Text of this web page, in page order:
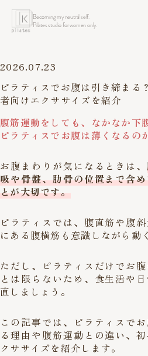
Becoming my neutral self.
Pilates studio for women only.
2026.07.23
ピラティスでお腹は引き締まる
者向けエクササイズを紹介
腹筋運動をしても、なかなか下
ピラティスでお腹は薄くなるの
お腹まわりが気になるときは、
吸や骨盤、肋骨の位置まで含
とが大切です。
ピラティスでは、腹直筋や腹
にある腹横筋も意識しながら動
ただし、ピラティスだけでお
とは限らないため、食生活や
直しましょう。
この記事では、ピラティスで
る理由や腹筋運動との違い、
クササイズを紹介します。